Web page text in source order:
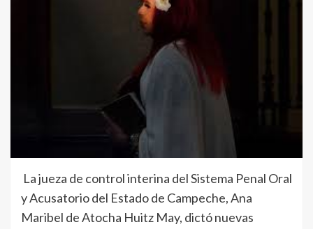
La jueza de control interina del Sistema Penal Oral
y Acusatorio del Estado de Campeche, Ana
Maribel de Atocha Huitz May, dictó nuevas